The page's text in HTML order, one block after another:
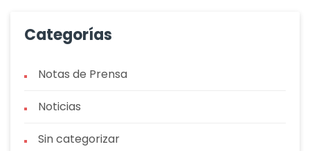
Categorías
Notas de Prensa
Noticias
Sin categorizar